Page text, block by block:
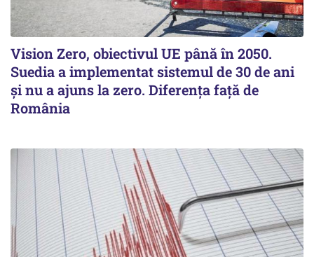
Vision Zero, obiectivul UE până în 2050.
Suedia a implementat sistemul de 30 de ani
şi nu a ajuns la zero. Diferenţa faţă de
România